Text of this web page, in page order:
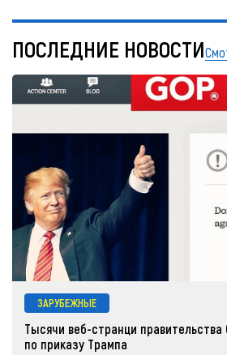
ПОСЛЕДНИЕ НОВОСТИ
ЗАРУБЕЖНЫЕ
Тысячи веб-странци
по приказу Трампа